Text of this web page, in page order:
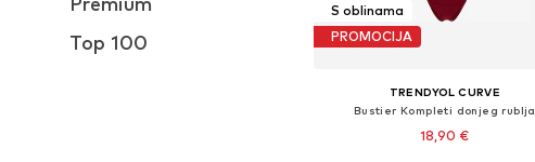
Top 100
S oblinama
PROMOCIJA
TRENDYOL CURVE
Bustier Kompleti donjeg rublja
18,90 €